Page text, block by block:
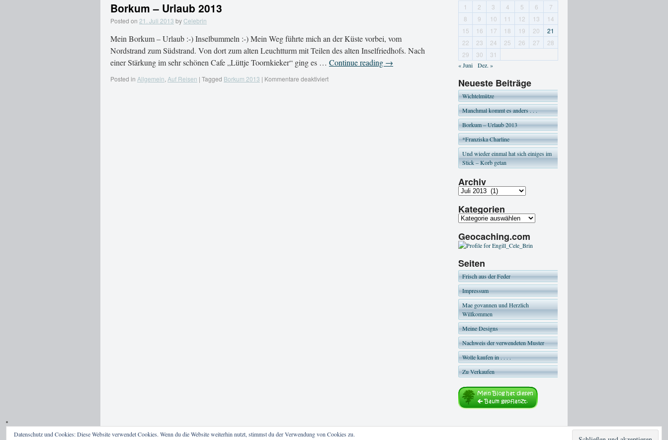
Borkum – Urlaub 2013
Posted on 21. Juli 2013 byCelebrin
Mein Borkum – Urlaub :-) Inselbummeln :-) Mein Weg führte mich an der Küste vorbei, vom
Nordstrand zum Südstrand. Von dort zum alten Leuchtturm mit Teilen des alten Inselfriedhofs. Nach
einer Stärkung im sehr schönen Cafe „Lüttje Toornkieker“ ging es … Continue reading →
Posted in Allgemein, Auf Reisen | Tagged Borkum 2013 | Kommentare deaktiviert
1 2 3 4 5 6
7
8
9 10 11 12 13
14
15
16 17 18 19 20
21
22
23 24 25 26 27
28
29
30 31
« Juni Dez. »
Neueste Beiträge
Wichtelmütze
Manchmal kommt es anders . . .
Borkum – Urlaub 2013
*Franziska Charline
Und wieder einmal hat sich einiges im
Stick – Korb getan
Archiv
Kategorien
Geocaching.com
Seiten
Frisch aus der Feder
Impressum
Mae govannen und Herzlich
Willkommen
Meine Designs
Nachweis der verwendeten Muster
Wolle kaufen in . . . .
Zu Verkaufen
Datenschutz und Cookies: Diese Website verwendet Cookies. Wenn du die Website weiterhin nutzt, stimmst du der Verwendung von Cookies zu.